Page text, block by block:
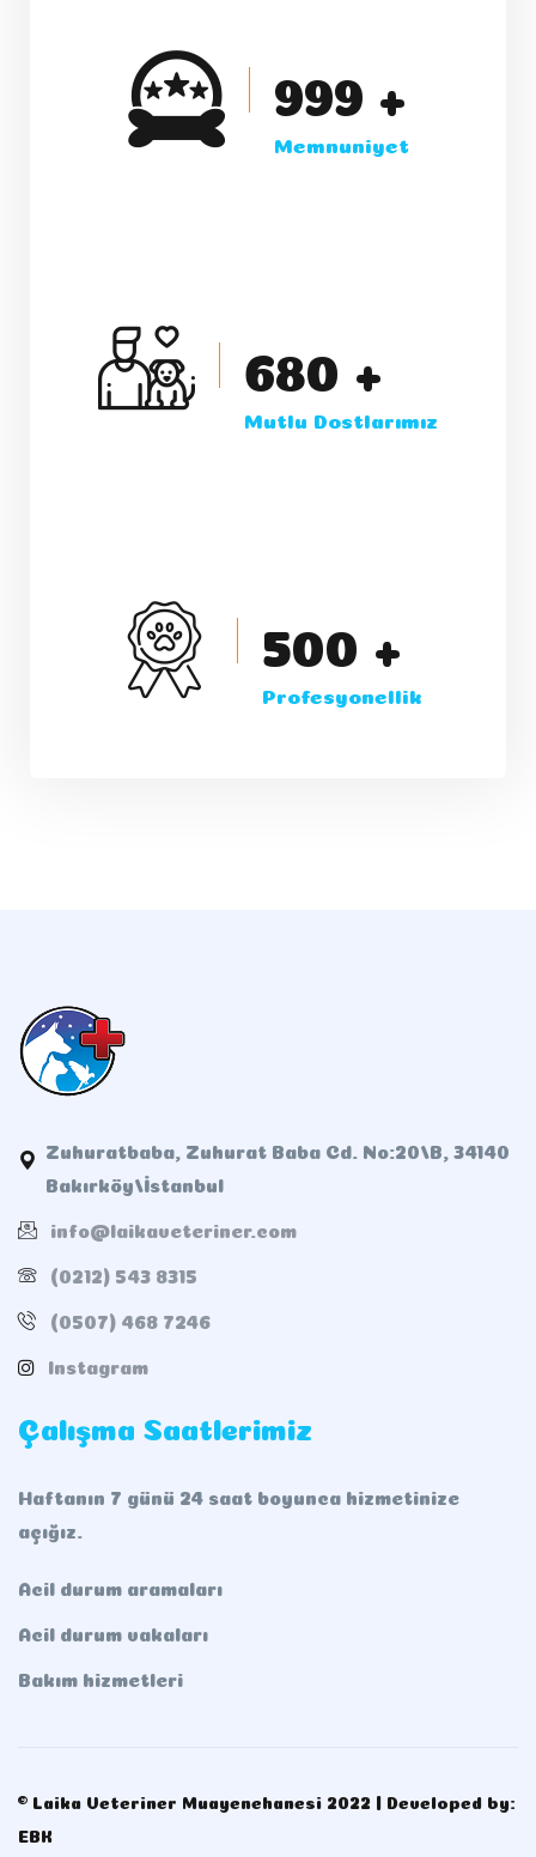
999 +
Memnuniyet
680 +
Mutlu Dostlarımız
500 +
Profesyonellik
Zuhuratbaba, Zuhurat Baba Cd. No:20/B, 34140
Bakırköy/İstanbul
info@laikaveteriner.com
(0212) 543 8315
(0507) 468 7246
Instagram
Çalışma Saatlerimiz
Haftanın 7 günü 24 saat boyunca hizmetinize
açığız.
Acil durum aramaları
Acil durum vakaları
Bakım hizmetleri
© Laika Veteriner Muayenehanesi 2022 | Developed by:
EBK